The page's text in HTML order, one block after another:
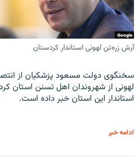
آرش زره‌تن لهونی استاندار کردستان
سخنگوی دولت مسعود پزشکیان از
لهونی از شهروندان اهل تسنن استان
استاندار این استان خبر داده است.
ادامه خبر